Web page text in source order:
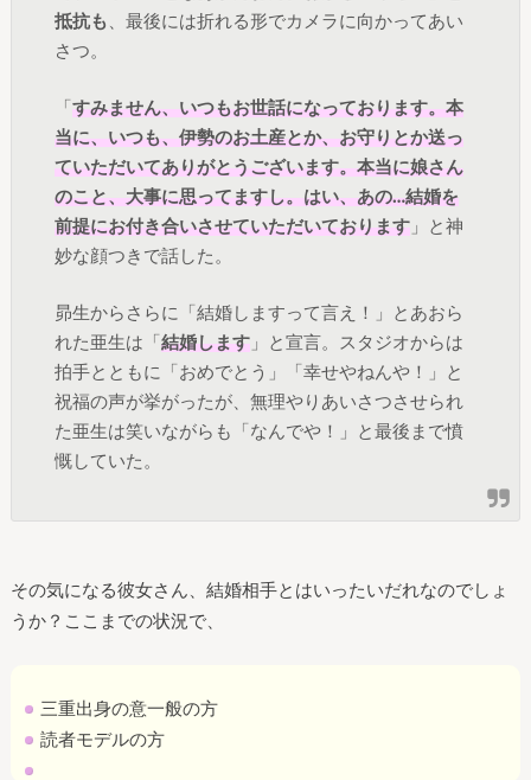
抵抗も 、最後には折れる形でカメラに向かってあい
さつ。
「すみません、いつもお世話になっております。本
当に、いつも、伊勢のお土産とか、お守りとか送っ
ていただいてありがとうございます。本当に娘さん
のこと、大事に思ってますし。はい、あの…結婚を
前提にお付き合いさせていただいております 」と神
妙な顔つきで話した。
昴生からさらに「結婚しますって言え！」とあおら
れた亜生は「結婚します 」と宣言。スタジオからは
拍手とともに「おめでとう」「幸せやねんや！」と
祝福の声が挙がったが、無理やりあいさつさせられ
た亜生は笑いながらも「なんでや！」と最後まで憤
慨していた。
その気になる彼女さん、結婚相手とはいったいだれなのでしょ
うか？ここまでの状況で、
三重出身の意一般の方
読者モデルの方